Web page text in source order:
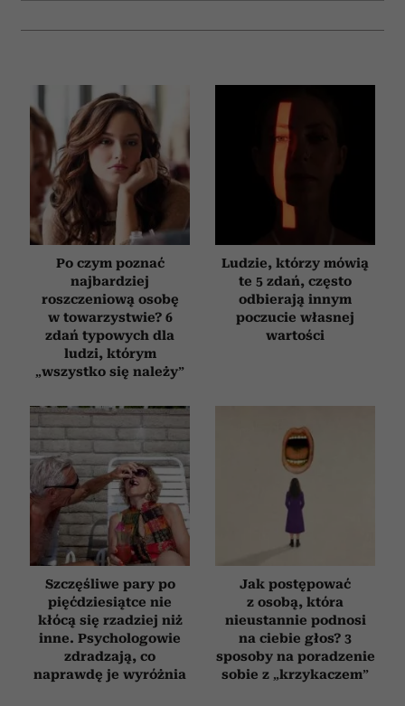
Po czym poznać
najbardziej
roszczeniową osobę
w towarzystwie? 6
zdań typowych dla
ludzi, którym
„wszystko się należy”
Ludzie, którzy mówią
te 5 zdań, często
odbierają innym
poczucie własnej
wartości
Szczęśliwe pary po
pięćdziesiątce nie
kłócą się rzadziej niż
inne. Psychologowie
zdradzają, co
naprawdę je wyróżnia
Jak postępować
z osobą, która
nieustannie podnosi
na ciebie głos? 3
sposoby na poradzenie
sobie z „krzykaczem”